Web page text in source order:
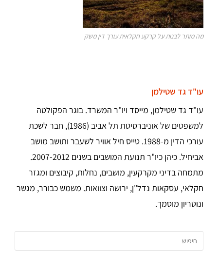
מה מותר לבנות על קרקע חקלאית עורך דין משק
עו"ד גד שטילמן
עו"ד גד שטילמן, מייסד ויו"ר המשרד. בוגר הפקולטה
למשפטים של אוניברסיטת תל אביב (1986), חבר לשכת
עורכי הדין מ-1988. טייס חיל אוויר לשעבר ותושב מושב
אביחיל. כיהן כיו"ר תנועת המושבים בשנים 2007-2012.
מתמחה בדיני מקרקעין, מושבים, נחלות, קיבוצים ומגזר
חקלאי, עסקאות נדל"ן, ירושה וצוואות. משמש כבורר, מגשר
ונוטריון מוסמך.